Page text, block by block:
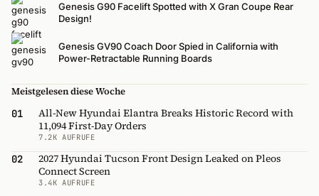
Genesis G90 Facelift Spotted with X Gran Coupe Rear
Design!
Genesis GV90 Coach Door Spied in California with
Power-Retractable Running Boards
Meistgelesen diese Woche
01
All-New Hyundai Elantra Breaks Historic Record with
11,094 First-Day Orders
7.2K AUFRUFE
02
2027 Hyundai Tucson Front Design Leaked on Pleos
Connect Screen
3.4K AUFRUFE